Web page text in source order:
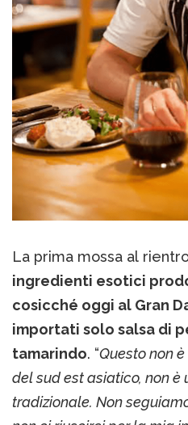
La prima mossa al
ingredienti esotici
cosicché oggi al Gran
importati solo salsa di
tamarindo. “Questo non
del sud est asiatico, non è
tradizionale. Non